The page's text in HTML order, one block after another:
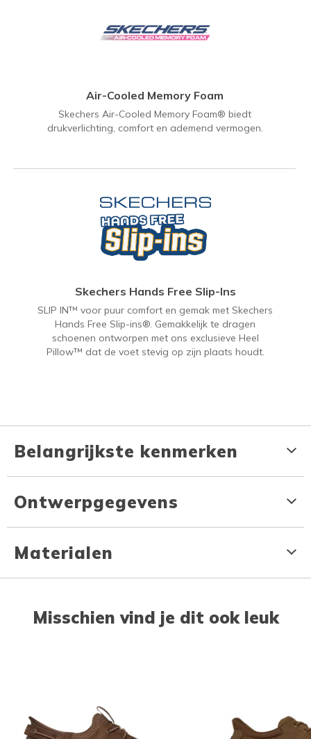
Air-Cooled Memory Foam
Skechers Air-Cooled Memory Foam® biedt
drukverlichting, comfort en ademend vermogen.
Skechers Hands Free Slip-Ins
SLIP IN™ voor puur comfort en gemak met Skechers
Hands Free Slip-ins®. Gemakkelijk te dragen
schoenen ontworpen met ons exclusieve Heel
Pillow™ dat de voet stevig op zijn plaats houdt.
Belangrijkste kenmerken
Ontwerpgegevens
Materialen
Misschien vind je dit ook leuk